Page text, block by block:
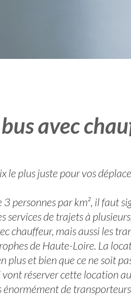
avec
le plus juste pour vos
3 personnes par km², il faut
services de trajets à
chauffeur, mais aussi les
de Haute-Loire. La
plus et bien que ce ne soit
réserver cette location
de